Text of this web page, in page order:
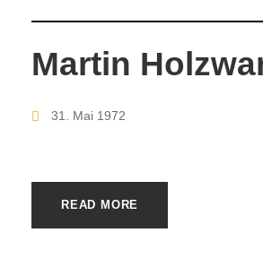
Martin
31. Mai 1972
READ MORE